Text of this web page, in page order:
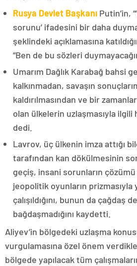
Rusya Devlet Başkanı Putin’in,
sorunu’ ifadesini bir daha
şeklindeki açıklamasına
“Ben de bu sözleri
Umarım Dağlık Karabağ bahsi
kalkınmadan, savaşın
kaldırılmasından ve bir
olan ülkelerin uzlaşmasıyla ilgili
dedi.
Lavrov, üç ülkenin imza attığı
tarafından kan dökülmesinin
geçiş, insani sorunların
jeopolitik oyunların
çalışıldığını, bunun da çağdaş
bağdaşmadığını kaydetti.
Aliyev’in bölgedeki uzlaşma
vurgulamasına özel önem
bölgede yapılacak tüm